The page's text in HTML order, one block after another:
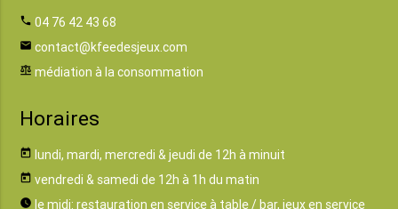
phone 04 76 42 43 68
email contact@kfeedesjeux.com
balance médiation à la consommation
Horaires
today lundi, mardi, mercredi & jeudi de 12h à minuit
today vendredi & samedi de 12h à 1h du matin
watch_later le midi: restauration en service à table / bar, jeux en service